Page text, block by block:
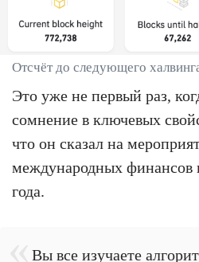
Отсчёт до следующего
Это уже не первый раз,
сомнение в ключевых
что он сказал на
международных финансов
года.
Вы все изучаете